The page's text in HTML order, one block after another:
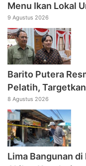
Menu Ikan Lokal
9 Agustus 2026
Barito Putera
Pelatih,
8 Agustus 2026
Lima Bangunan